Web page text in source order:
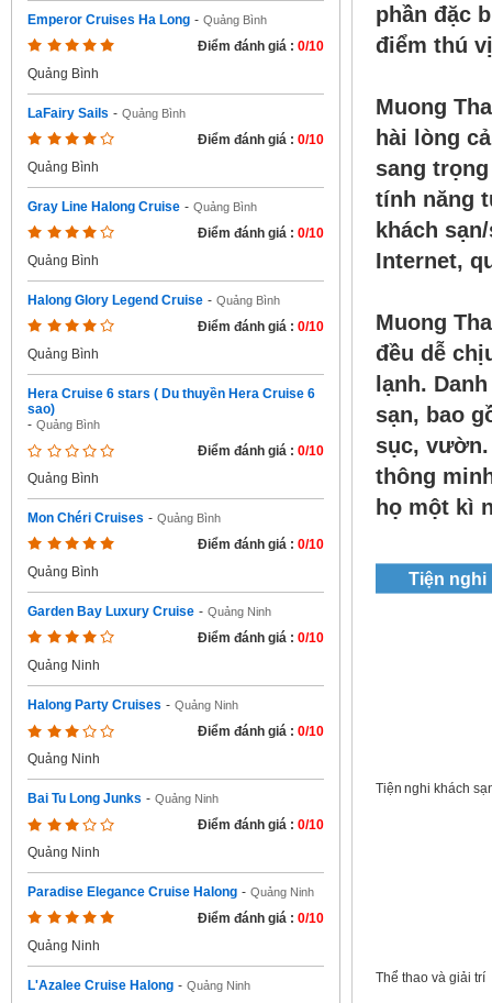
Emperor Cruises Ha Long - Quảng Bình
Điểm đánh giá : 0/10
Quảng Bình
LaFairy Sails - Quảng Bình
Điểm đánh giá : 0/10
Quảng Bình
Gray Line Halong Cruise - Quảng Bình
Điểm đánh giá : 0/10
Quảng Bình
Halong Glory Legend Cruise - Quảng Bình
Điểm đánh giá : 0/10
Quảng Bình
Hera Cruise 6 stars ( Du thuyền Hera Cruise 6
sao)
- Quảng Bình
Điểm đánh giá : 0/10
Quảng Bình
Mon Chéri Cruises - Quảng Bình
Điểm đánh giá : 0/10
Quảng Bình
Garden Bay Luxury Cruise - Quảng Ninh
Điểm đánh giá : 0/10
Quảng Ninh
Halong Party Cruises - Quảng Ninh
Điểm đánh giá : 0/10
Quảng Ninh
Bai Tu Long Junks - Quảng Ninh
Điểm đánh giá : 0/10
Quảng Ninh
Paradise Elegance Cruise Halong - Quảng Ninh
Điểm đánh giá : 0/10
Quảng Ninh
L'Azalee Cruise Halong - Quảng Ninh
phần đặc
điểm thú
Muong
hài lòng
sang
tính năng
khách
Internet,
Muong
đều dễ
lạnh.
sạn, bao
sục, vườn.
thông
họ một kì
Tiện nghi
Tiện nghi khách
Thể thao và giải trí